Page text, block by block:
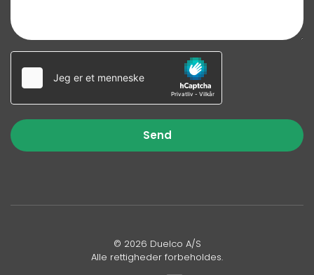
Send
© 2026 Duelco A/S
Alle rettigheder forbeholdes.